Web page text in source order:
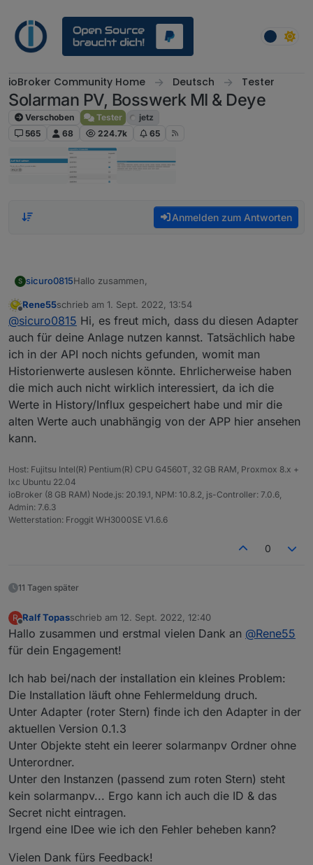
ioBroker Community Home Deutsch Tester
Solarman PV, Bosswerk MI & Deye
Verschoben Tester
jetz
565
68 224.7k 65
Anmelden zum Antworten
S sicuro0815Hallo zusammen,
ich bin auch seit kurzem Besitzer einer kleinen
Solaranlage. Ich habe allerdings keinen
Wechselrichter von Bosswerk, sondern von Sofar
Solar. Und zwar das Modell: Sofar 1600TL-G3. Das
Monitoring läuft hier aber auch über die Solarman
PV Plattform (wahrscheinlich auch ein Logger von
der gleichen Firma) was mich dazu bewegt hat mal
zu schauen ob der Adapter auch für mein Modell
funktioniert. Und siehe da, grundsätzlich schon.
Allerdings bekomme ich außer den aktuell
ein paar werte wie z.B. gesamt erzeugte Leistung,
aber scheinbar kommt da nichts aus der API rüber.
Ich würde mich freuen wenn man etwas mehr
heraus holen könnte, aber ich freu mich auch jetzt
schon das ich nicht immer die Solarman APP
aufrufen muss um den Tagesverlauf einsehen zu
können.
Ich hänge hier mal ein Bild von der ObjectView
dran wo gegenübergestellt der Sofar Solar (oben)
und der MI600 (unten) von Bosswerk (ist bei
meinem Vater im Einsatz) zu sehen sind.
Grüße
Offline
Rene55schrieb am 1. Sept. 2022, 13:54
zuletzt editiert von
@sicuro0815 Hi, es freut mich, dass du diesen Adapter
auch für deine Anlage nutzen kannst. Tatsächlich habe
ich in der API noch nichts gefunden, womit man
Historienwerte auslesen könnte. Ehrlicherweise haben
die mich auch nicht wirklich interessiert, da ich die
Werte in History/Influx gespeichert habe und mir die
alten Werte auch unabhängig von der APP hier ansehen
kann.
Host: Fujitsu Intel(R) Pentium(R) CPU G4560T, 32 GB RAM, Proxmox 8.x +
lxc Ubuntu 22.04
ioBroker (8 GB RAM) Node.js: 20.19.1, NPM: 10.8.2, js-Controller: 7.0.6,
Admin: 7.6.3
Wetterstation: Froggit WH3000SE V1.6.6
0
11 Tagen später
R
Offline
Ralf Topasschrieb am 12. Sept. 2022, 12:40
zuletzt editiert von
Hallo zusammen und erstmal vielen Dank an @Rene55
für dein Engagement!
Ich hab bei/nach der installation ein kleines Problem:
Die Installation läuft ohne Fehlermeldung druch.
Unter Adapter (roter Stern) finde ich den Adapter in der
aktuellen Version 0.1.3
Unter Objekte steht ein leerer solarmanpv Ordner ohne
Unterordner.
Unter den Instanzen (passend zum roten Stern) steht
kein solarmanpv... Ergo kann ich auch die ID & das
Secret nicht eintragen.
Irgend eine IDee wie ich den Fehler beheben kann?
Vielen Dank fürs Feedback!